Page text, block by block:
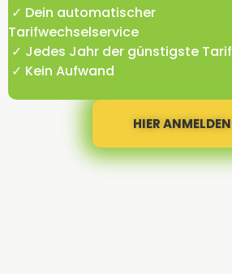
✓ Dein automatischer
Tarifwechselservice
✓ Jedes Jahr der günstigste Tarif
✓ Kein Aufwand
HIER ANMELDEN